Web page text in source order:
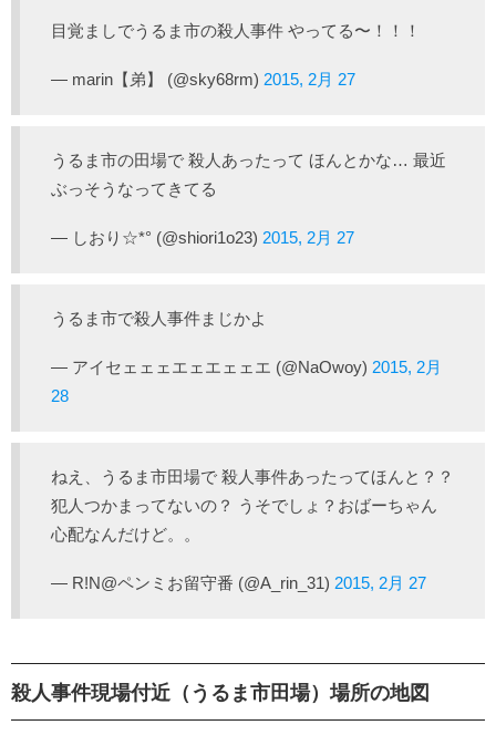
目覚ましでうるま市の殺人事件 やってる〜！！！
— marin【弟】 (@sky68rm) 2015, 2月 27
うるま市の田場で 殺人あったって ほんとかな… 最近
ぶっそうなってきてる
— しおり☆*° (@shiori1o23) 2015, 2月 27
うるま市で殺人事件まじかよ
— アイセェェェエェエェェエ (@NaOwoy) 2015, 2月
28
ねえ、うるま市田場で 殺人事件あったってほんと？？
犯人つかまってないの？ うそでしょ？おばーちゃん
心配なんだけど。。
— R!N@ペンミお留守番 (@A_rin_31) 2015, 2月 27
殺人事件現場付近（うるま市田場）場所の地図